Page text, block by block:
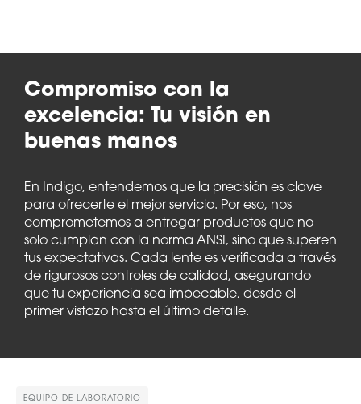
Compromiso con la
excelencia: Tu visión en
buenas manos
En Indigo, entendemos que la precisión es clave
para ofrecerte el mejor servicio. Por eso, nos
comprometemos a entregar productos que no
solo cumplan con la norma ANSI, sino que superen
tus expectativas. Cada lente es verificada a través
de rigurosos controles de calidad, asegurando
que tu experiencia sea impecable, desde el
primer vistazo hasta el último detalle.
EQUIPO DE LABORATORIO